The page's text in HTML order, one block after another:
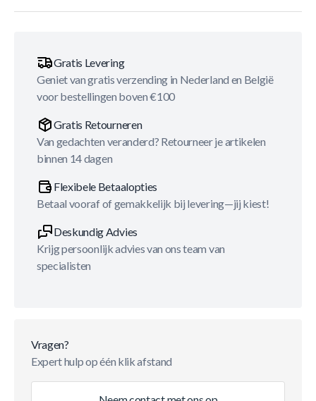
Gratis Levering
Geniet van gratis verzending in Nederland en België
voor bestellingen boven €100
Gratis Retourneren
Van gedachten veranderd? Retourneer je artikelen
binnen 14 dagen
Flexibele Betaalopties
Betaal vooraf of gemakkelijk bij levering—jij kiest!
Deskundig Advies
Krijg persoonlijk advies van ons team van
specialisten
Vragen?
Expert hulp op één klik afstand